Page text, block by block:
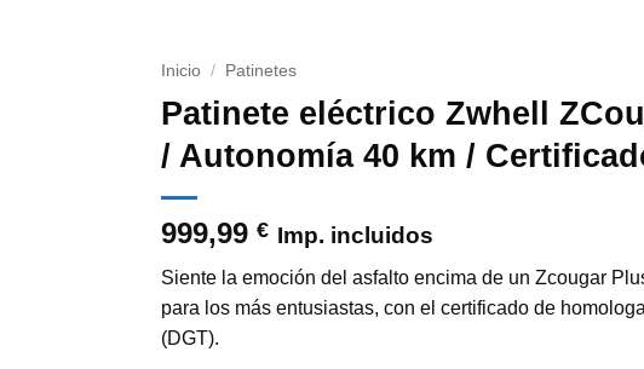
Inicio / Patinetes
Patinete eléctrico Zwhell
/ Autonomía 40 km /
999,99€ Imp. incluidos
Siente la emoción del asfalto encima de un Zcougar
para los más entusiastas, con el certificado de
(DGT).